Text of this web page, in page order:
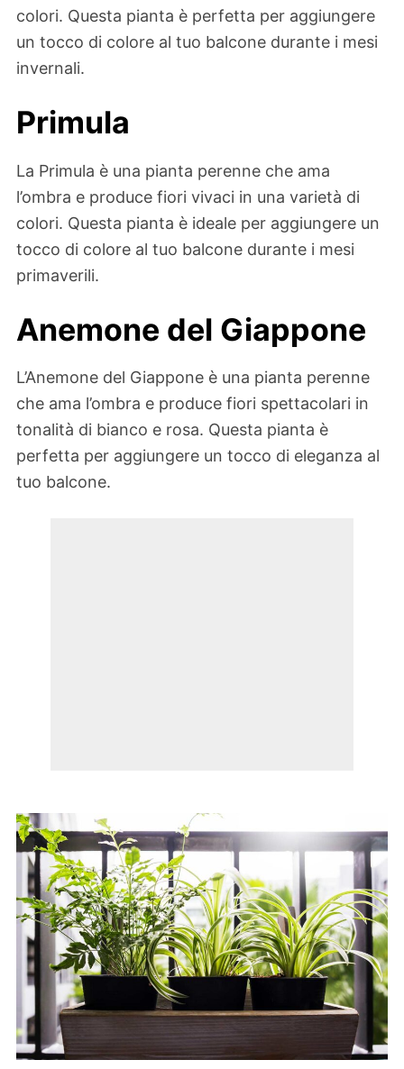
colori. Questa pianta è perfetta per aggiungere
un tocco di colore al tuo balcone durante i mesi
invernali.
Primula
La Primula è una pianta perenne che ama
l’ombra e produce fiori vivaci in una varietà di
colori. Questa pianta è ideale per aggiungere un
tocco di colore al tuo balcone durante i mesi
primaverili.
Anemone del Giappone
L’Anemone del Giappone è una pianta perenne
che ama l’ombra e produce fiori spettacolari in
tonalità di bianco e rosa. Questa pianta è
perfetta per aggiungere un tocco di eleganza al
tuo balcone.